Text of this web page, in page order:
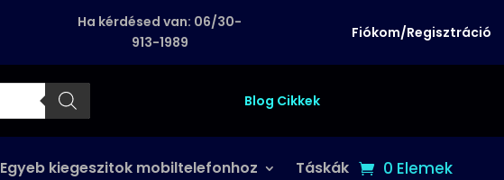
Ha kérdésed van: 06/30-
913-1989
Fiókom/Regisztráció
Blog Cikkek
Egyeb kiegeszitok mobiltelefonhoz Táskák 0 Elemek